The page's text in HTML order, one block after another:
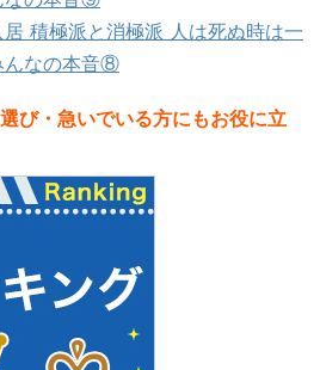
積極派と消極派 人は死ぬ時は一
んなの本音⑧
び・急いでいる方にもお役に立